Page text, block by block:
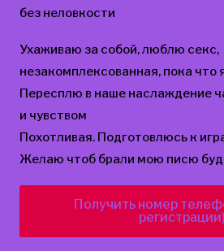
без неловкости
Ухаживаю за собой, люблю секс,
незакомплексованная, пока что
Пересплю в наше наслаждение
и чувством
Похотливая. Подготовлюсь к
Желаю чтоб брали мою писю
Получить номер
регистрации)